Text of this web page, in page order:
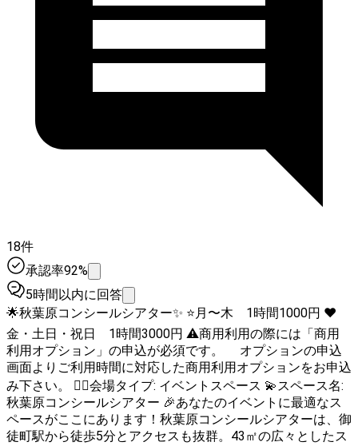
18件
承認率92%
5時間以内に回答
🌟秋葉原コンシールシアター✨ ⭐️月〜木 1時間1000円 ❤️
金・土日・祝日 1時間3000円 ⚠️商用利用の際には「商用
利用オプション」の申込が必須です。 オプションの申込
画面よりご利用時間に対応した商用利用オプションをお申込
み下さい。 💁‍♀️会場タイプ: イベントスペース 💫スペース名:
秋葉原コンシールシアター 🎉あなたのイベントに最適なス
ペースがここにあります！秋葉原コンシールシアターは、御
徒町駅から徒歩5分とアクセスも抜群。43㎡の広々としたス